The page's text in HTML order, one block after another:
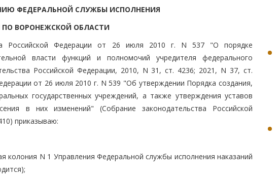
ФЕДЕРАЛЬНОЙ СЛУЖБЫ ИСПОЛНЕНИЯ
ПО ВОРОНЕЖСКОЙ ОБЛАСТИ
Российской Федерации от 26 июля 2010 г. N 537 "О порядке
власти функций и полномочий учредителя федерального
Российской Федерации, 2010, N 31, ст. 4236; 2021, N 37, ст.
от 26 июля 2010 г. N 539 "Об утверждении Порядка создания,
государственных учреждений, а также утверждения уставов
в них изменений" (Собрание законодательства Российской
приказываю:
колония N 1 Управления Федеральной службы исполнения наказаний